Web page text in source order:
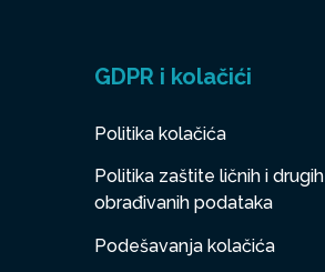
GDPR i kolačići
Politika kolačića
Politika zaštite ličnih i drugih
obrađivanih podataka
Podešavanja kolačića